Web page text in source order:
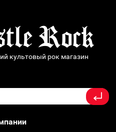
культовый рок магазин